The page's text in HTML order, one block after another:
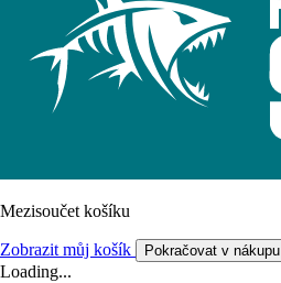
Mezisoučet košíku
Zobrazit můj košík Pokračovat v nákupu
Loading...